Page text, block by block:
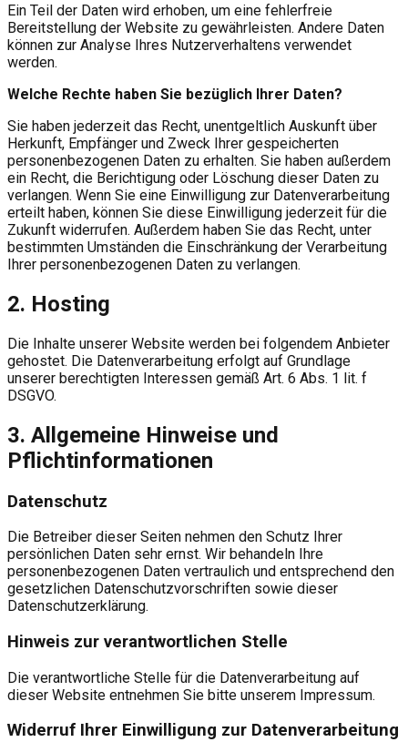
Ein Teil der Daten wird erhoben, um eine fehlerfreie
Bereitstellung der Website zu gewährleisten. Andere Daten
können zur Analyse Ihres Nutzerverhaltens verwendet
werden.
Welche Rechte haben Sie bezüglich Ihrer Daten?
Sie haben jederzeit das Recht, unentgeltlich Auskunft über
Herkunft, Empfänger und Zweck Ihrer gespeicherten
personenbezogenen Daten zu erhalten. Sie haben außerdem
ein Recht, die Berichtigung oder Löschung dieser Daten zu
verlangen. Wenn Sie eine Einwilligung zur Datenverarbeitung
erteilt haben, können Sie diese Einwilligung jederzeit für die
Zukunft widerrufen. Außerdem haben Sie das Recht, unter
bestimmten Umständen die Einschränkung der Verarbeitung
Ihrer personenbezogenen Daten zu verlangen.
2. Hosting
Die Inhalte unserer Website werden bei folgendem Anbieter
gehostet. Die Datenverarbeitung erfolgt auf Grundlage
unserer berechtigten Interessen gemäß Art. 6 Abs. 1 lit. f
DSGVO.
3. Allgemeine Hinweise und
Pflichtinformationen
Datenschutz
Die Betreiber dieser Seiten nehmen den Schutz Ihrer
persönlichen Daten sehr ernst. Wir behandeln Ihre
personenbezogenen Daten vertraulich und entsprechend den
gesetzlichen Datenschutzvorschriften sowie dieser
Datenschutzerklärung.
Hinweis zur verantwortlichen Stelle
Die verantwortliche Stelle für die Datenverarbeitung auf
dieser Website entnehmen Sie bitte unserem Impressum.
Widerruf Ihrer Einwilligung zur Datenverarbeitung